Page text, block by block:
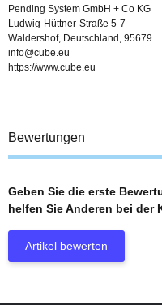
Pending System GmbH + Co KG
Ludwig-Hüttner-Straße 5-7
Waldershof, Deutschland, 95679
info@cube.eu
https://www.cube.eu
Bewertungen
Geben Sie die erste
helfen Sie Anderen bei der
Artikel bewerten